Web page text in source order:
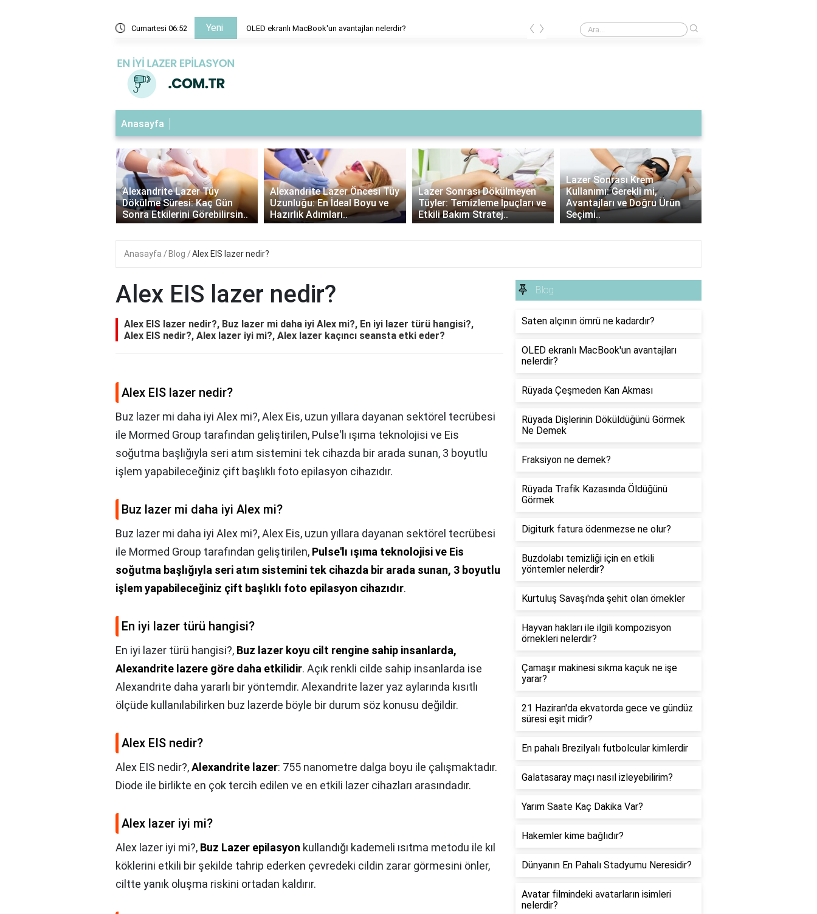
Cumartesi 06:52 Yeni OLED ekranlı MacBook'un avantajları nelerdir? OLED ekranlı MacBook'un avantajları nelerdir?
‹ ›
Anasayfa
Alexandrite Lazer Öncesi Tüy
Uzunluğu: En İdeal Boyu ve
Hazırlık Adımları..
Lazer Sonrası Dökülmeyen
Tüyler: Temizleme İpuçları ve
Etkili Bakım Stratej..
Lazer Sonrası Krem
Kullanımı: Gerekli mi,
Avantajları ve Doğru Ürün
Seçimi..
Lazer Epilasyon Sonrası
Çıkan Tüyler: Doğru Alım
İpuçları ve Bakım Strateji..
‹ ›
Anasayfa Blog Alex EIS lazer nedir?
Alex EIS lazer nedir?
Alex EIS lazer nedir?, Buz lazer mi daha iyi Alex mi?, En iyi lazer türü hangisi?,
Alex EIS nedir?, Alex lazer iyi mi?, Alex lazer kaçıncı seansta etki eder?
Alex EIS lazer nedir?
Buz lazer mi daha iyi Alex mi?, Alex Eis, uzun yıllara dayanan sektörel tecrübesi
ile Mormed Group tarafından geliştirilen, Pulse'lı ışıma teknolojisi ve Eis
soğutma başlığıyla seri atım sistemini tek cihazda bir arada sunan, 3 boyutlu
işlem yapabileceğiniz çift başlıklı foto epilasyon cihazıdır.
Buz lazer mi daha iyi Alex mi?
Buz lazer mi daha iyi Alex mi?,Alex Eis, uzun yıllara dayanan sektörel tecrübesi
ile Mormed Group tarafından geliştirilen, Pulse'lı ışıma teknolojisi ve Eis
soğutma başlığıyla seri atım sistemini tek cihazda bir arada sunan, 3 boyutlu
işlem yapabileceğiniz çift başlıklı foto epilasyon cihazıdır.
En iyi lazer türü hangisi?
En iyi lazer türü hangisi?, Buz lazer koyu cilt rengine sahip insanlarda,
Alexandrite lazere göre daha etkilidir. Açık renkli cilde sahip insanlarda ise
Alexandrite daha yararlı bir yöntemdir. Alexandrite lazer yaz aylarında kısıtlı
ölçüde kullanılabilirken buz lazerde böyle bir durum söz konusu değildir.
Alex EIS nedir?
Alex EIS nedir?,Alexandrite lazer: 755 nanometre dalga boyu ile çalışmaktadır.
Diode ile birlikte en çok tercih edilen ve en etkili lazer cihazları arasındadır.
Alex lazer iyi mi?
Alex lazer iyi mi?, Buz Lazer epilasyon kullandığı kademeli ısıtma metodu ile kıl
köklerini etkili bir şekilde tahrip ederken çevredeki cildin zarar görmesini önler,
ciltte yanık oluşma riskini ortadan kaldırır.
Blog
Saten alçının ömrü ne kadardır?
OLED ekranlı MacBook'un avantajları
nelerdir?
Rüyada Çeşmeden Kan Akması
Rüyada Dişlerinin Döküldüğünü Görmek
Ne Demek
Fraksiyon ne demek?
Rüyada Trafik Kazasında Öldüğünü
Görmek
Digiturk fatura ödenmezse ne olur?
Buzdolabı temizliği için en etkili
yöntemler nelerdir?
Kurtuluş Savaşı'nda şehit olan örnekler
Hayvan hakları ile ilgili kompozisyon
örnekleri nelerdir?
Çamaşır makinesi sıkma kaçuk ne işe
yarar?
21 Haziran'da ekvatorda gece ve gündüz
süresi eşit midir?
En pahalı Brezilyalı futbolcular kimlerdir
Galatasaray maçı nasıl izleyebilirim?
Yarım Saate Kaç Dakika Var?
Hakemler kime bağlıdır?
Dünyanın En Pahalı Stadyumu Neresidir?
Avatar filmindeki avatarların isimleri
nelerdir?